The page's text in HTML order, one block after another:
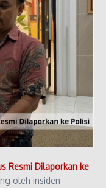
Resmi Dilaporkan ke
oleh insiden